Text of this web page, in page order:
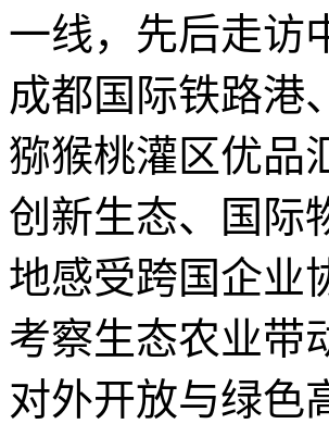
一线，先后走访
成都国际铁路港
猕猴桃灌区优品
创新生态、国际
地感受跨国企业
考察生态农业带
对外开放与绿色